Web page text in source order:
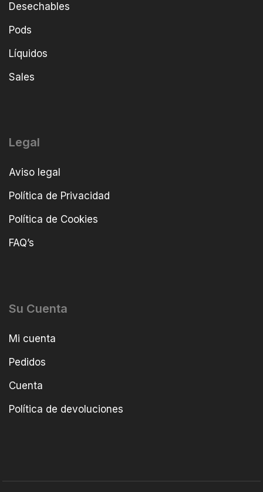
Desechables
Pods
Líquidos
Sales
Legal
Aviso legal
Política de Privacidad
Política de Cookies
FAQ’s
Su Cuenta
Mi cuenta
Pedidos
Cuenta
Política de devoluciones